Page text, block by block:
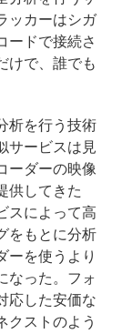
ッカーはシガ
ードで接続さ
けで、誰でも
析を行う技術
サービスは見
ーダーの映像
供してきた
スによって高
をもとに分析
ーを使うより
なった。フォ
応した安価な
クストのよう